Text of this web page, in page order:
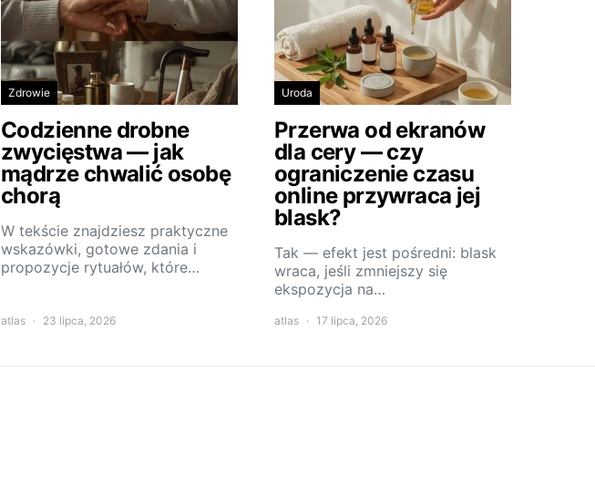
Zdrowie
Codzienne drobne
zwycięstwa — jak
mądrze chwalić osobę
chorą
W tekście znajdziesz praktyczne
wskazówki, gotowe zdania i
propozycje rytuałów, które…
atlas 23 lipca, 2026
Uroda
Przerwa od ekranów
dla cery — czy
ograniczenie czasu
online przywraca jej
blask?
Tak — efekt jest pośredni: blask
wraca, jeśli zmniejszy się
ekspozycja na…
atlas 17 lipca, 2026